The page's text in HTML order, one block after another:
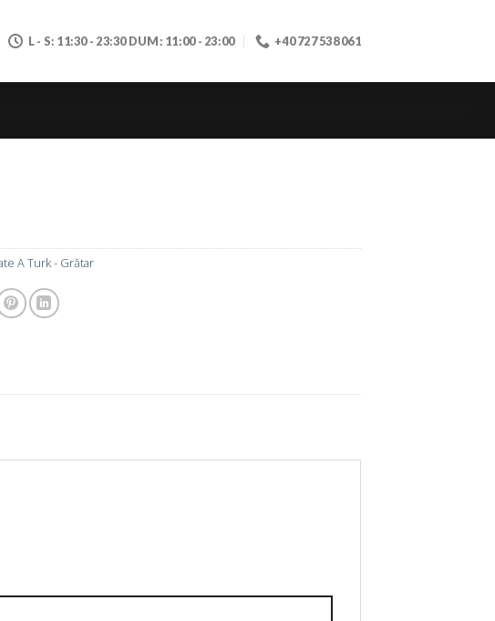
L - S: 11:30 - 23:30 DUM: 11:00 - 23:00 +40 727 538 061
A Turk - Grătar